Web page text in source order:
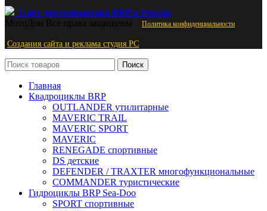
Сайт дистрибьютора BRP в России
МотоДон Все права защищены Политика конфиденциальности
Создания сайта и реклама студия PС
Поиск
Главная
Квадроциклы BRP
OUTLANDER утилитарные
MAVERIC TRAIL
MAVERIC SPORT
MAVERIC
RENEGADE спортивные
DS детские
DEFENDER / TRAXTER многофункциональные
COMMANDER туристические
Гидроциклы BRP Sea-Doo
SPORT спортивные